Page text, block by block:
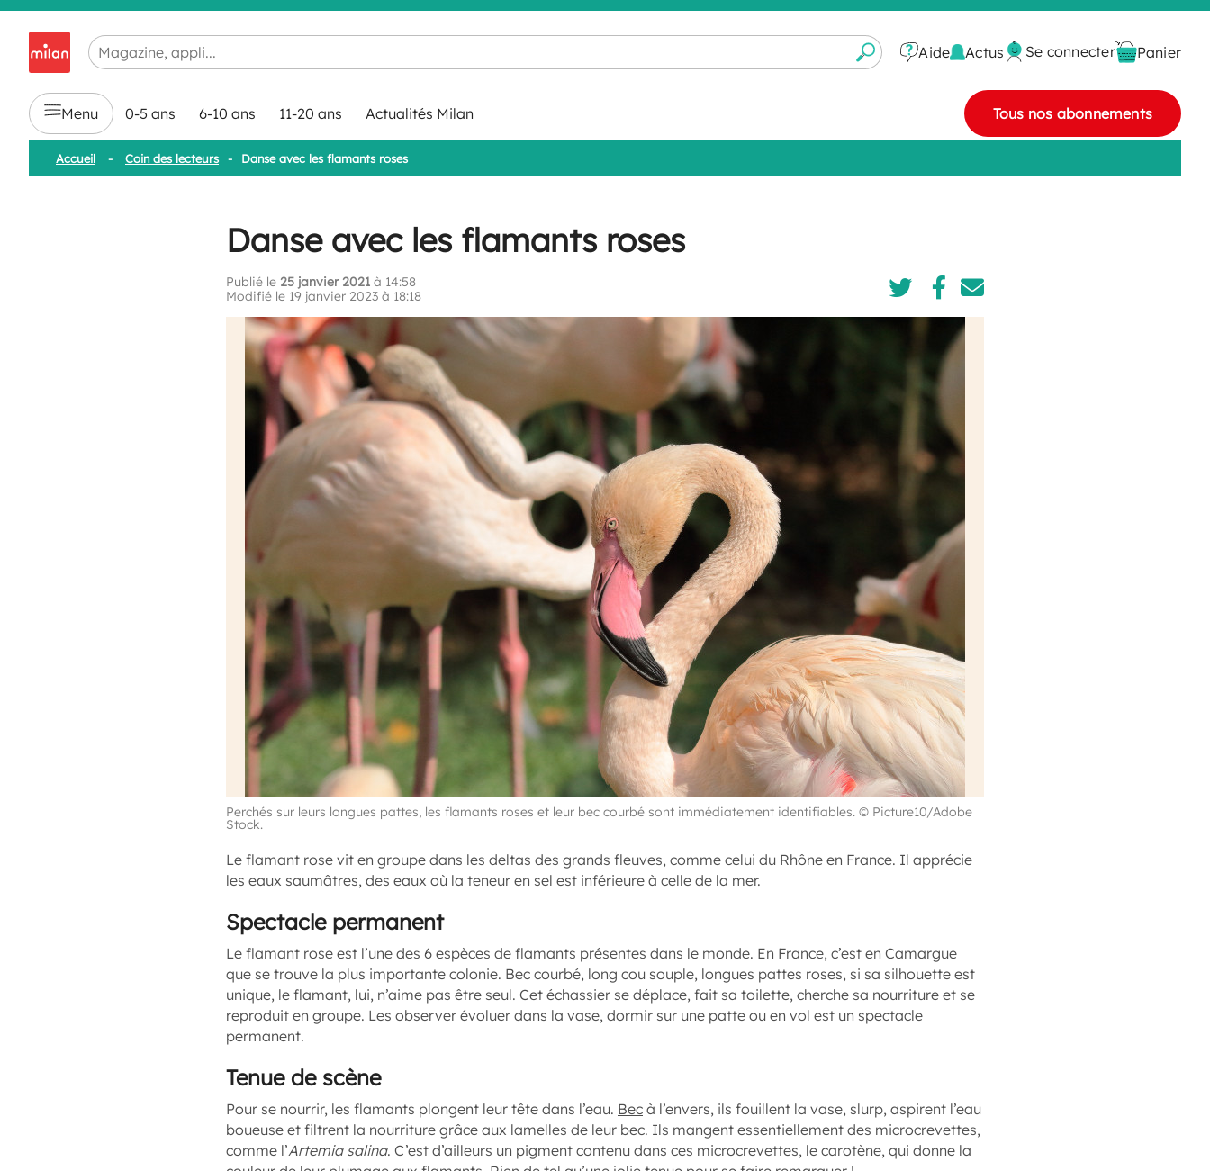
Chargement en cours...
Aide Actus Se connecter Panier
Menu 0-5 ans 6-10 ans 11-20 ans Actualités Milan Tous nos abonnements
Accueil - Coin des lecteurs - Danse avec les flamants roses
Danse avec les flamants roses
Publié le 25 janvier 2021 à 14:58
Modifié le 19 janvier 2023 à 18:18
Perchés sur leurs longues pattes, les flamants roses et leur bec courbé sont immédiatement identifiables. © Picture10/Adobe
Stock.
Le flamant rose vit en groupe dans les deltas des grands fleuves, comme celui du Rhône en France. Il apprécie
les eaux saumâtres, des eaux où la teneur en sel est inférieure à celle de la mer.
Spectacle permanent
Le flamant rose est l’une des 6 espèces de flamants présentes dans le monde. En France, c’est en Camargue
que se trouve la plus importante colonie. Bec courbé, long cou souple, longues pattes roses, si sa silhouette est
unique, le flamant, lui, n’aime pas être seul. Cet échassier se déplace, fait sa toilette, cherche sa nourriture et se
reproduit en groupe. Les observer évoluer dans la vase, dormir sur une patte ou en vol est un spectacle
permanent.
Tenue de scène
Pour se nourrir, les flamants plongent leur tête dans l’eau. Bec à l’envers, ils fouillent la vase, slurp, aspirent l’eau
boueuse et filtrent la nourriture grâce aux lamelles de leur bec. Ils mangent essentiellement des microcrevettes,
comme l’Artemia salina. C’est d’ailleurs un pigment contenu dans ces microcrevettes, le carotène, qui donne la